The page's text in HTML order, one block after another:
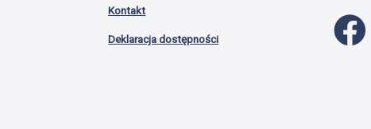
Kontakt
Deklaracja dostępności